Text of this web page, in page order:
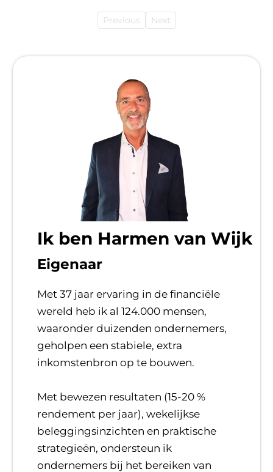
Previous Next
Ik ben Harmen van Wijk
Eigenaar
Met 37 jaar ervaring in de financiële
wereld heb ik al 124.000 mensen,
waaronder duizenden ondernemers,
geholpen een stabiele, extra
inkomstenbron op te bouwen.
​Met bewezen resultaten (15-20 %
rendement per jaar), wekelijkse
beleggingsinzichten en praktische
strategieën, ondersteun ik
ondernemers bij het bereiken van